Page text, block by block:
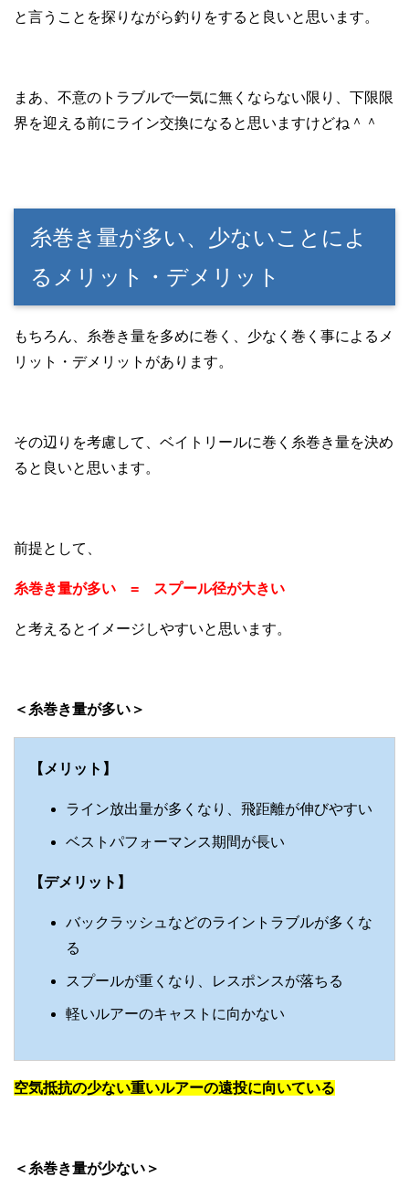
と言うことを探りながら釣りをすると良いと思います。
まあ、不意のトラブルで一気に無くならない限り、下限限
界を迎える前にライン交換になると思いますけどね＾＾
糸巻き量が多い、少ないことによ
るメリット・デメリット
もちろん、糸巻き量を多めに巻く、少なく巻く事によるメ
リット・デメリットがあります。
その辺りを考慮して、ベイトリールに巻く糸巻き量を決め
ると良いと思います。
前提として、
糸巻き量が多い = スプール径が大きい
と考えるとイメージしやすいと思います。
＜糸巻き量が多い＞
【メリット】
ライン放出量が多くなり、飛距離が伸びやすい
ベストパフォーマンス期間が長い
【デメリット】
バックラッシュなどのライントラブルが多くな
る
スプールが重くなり、レスポンスが落ちる
軽いルアーのキャストに向かない
空気抵抗の少ない重いルアーの遠投に向いている
＜糸巻き量が少ない＞